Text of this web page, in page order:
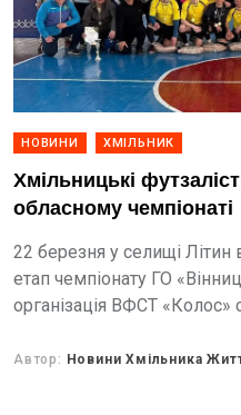
НОВИНИ ХМІЛЬНИК
Хмільницькі
обласному чемпіонаті
22 березня у селищі Літин
етап чемпіонату ГО
організація ВФСТ
Хмільницької, Могилів-
Автор: Новини Хмільника